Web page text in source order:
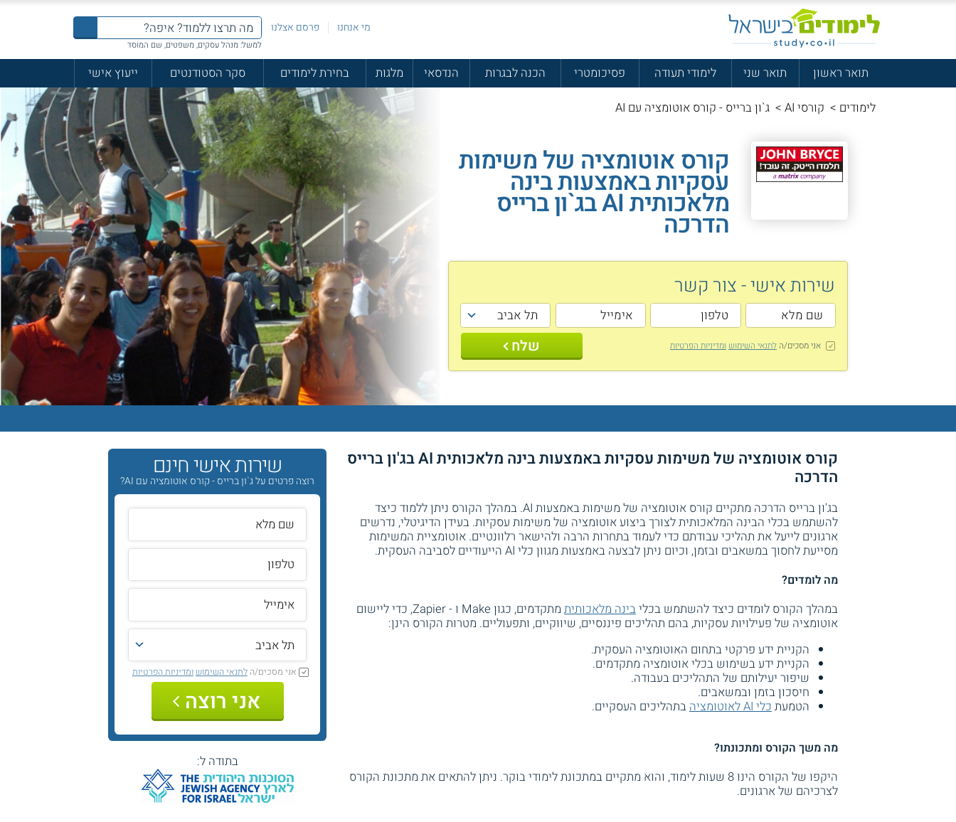
מי אנחנו פרסם אצלנו
למשל: מנהל עסקים, משפטים, שם המוסד
תואר ראשון תואר שני לימודי תעודה פסיכומטרי הכנה לבגרות הנדסאי מלגות בחירת לימודים סקר הסטודנטים
ייעוץ אישי
לימודים > קורסי AI > ג`ון ברייס - קורס אוטומציה עם AI
קורס אוטומציה של משימות
עסקיות באמצעות בינה
מלאכותית AI בג`ון ברייס
הדרכה
שירות אישי - צור קשר
אני מסכים/הלתנאי השימוש ומדיניות הפרטיות שלח
קורס אוטומציה של משימות עסקיות באמצעות בינה מלאכותית AI בג'ון ברייס
הדרכה
בג'ון ברייס הדרכה מתקיים קורס אוטומציה של משימות באמצעות AI. במהלך הקורס ניתן ללמוד כיצד
להשתמש בכלי הבינה המלאכותית לצורך ביצוע אוטומציה של משימות עסקיות. בעידן הדיגיטלי, נדרשים
ארגונים לייעל את תהליכי עבודתם כדי לעמוד בתחרות הרבה ולהישאר רלוונטיים. אוטומציית המשימות
מסייעת לחסוך במשאבים ובזמן, וכיום ניתן לבצעה באמצעות מגוון כלי AI הייעודיים לסביבה העסקית.
מה לומדים?
במהלך הקורס לומדים כיצד להשתמש בכליבינה מלאכותית
מתקדמים, כגון Make ו - Zapier, כדי ליישום
אוטומציה של פעילויות עסקיות, בהם תהליכים פיננסיים, שיווקיים, ותפעוליים. מטרות הקורס הינן:
הקניית ידע פרקטי בתחום האוטומציה העסקית.
הקניית ידע בשימוש בכלי אוטומציה מתקדמים.
שיפור יעילותם של התהליכים בעבודה.
חיסכון בזמן ובמשאבים.
הטמעת כלי AI לאוטומציה בתהליכים העסקיים.
מה משך הקורס ומתכונתו?
היקפו של הקורס הינו 8 שעות לימוד, והוא מתקיים במתכונת לימודי בוקר. ניתן להתאים את מתכונת הקורס
לצרכיהם של ארגונים.
שירות אישי חינם
רוצה פרטים על ג`ון ברייס - קורס אוטומציה עם AI?
אני מסכים/הלתנאי השימוש ומדיניות הפרטיות
אני רוצה
בתודה ל: